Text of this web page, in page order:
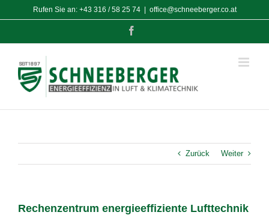
Rufen Sie an: +43 316 / 58 25 74 office@schneeberger.co.at
Zurück Weiter
Rechenzentrum energieeffiziente Lufttechnik